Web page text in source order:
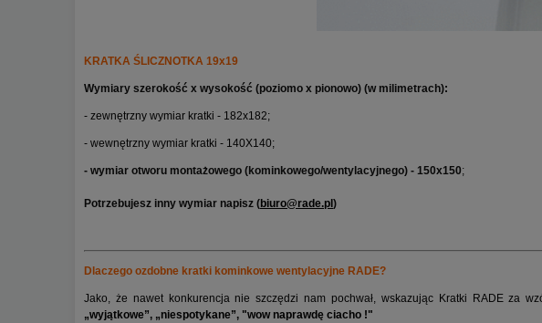
KRATKA ŚLICZNOTKA 19x19
Wymiary szerokość x wysokość (poziomo x pionowo) (w milimetrach):
- zewnętrzny wymiar kratki - 182x182;
- wewnętrzny wymiar kratki - 140X140;
- wymiar otworu montażowego (kominkowego/wentylacyjnego) - 150x150;
Potrzebujesz inny wymiar napisz (biuro@rade.pl )
Dlaczego ozdobne kratki kominkowe wentylacyjne RADE?
Jako, że nawet konkurencja nie szczędzi nam pochwał, wskazując Kratki RADE za
„wyjątkowe”, „niespotykane”, "wow naprawdę ciacho !"